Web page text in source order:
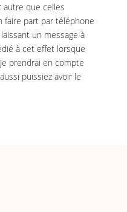
autre que celles
faire part par téléphone
un message à
à cet effet lorsque
prendrai en compte
puissiez avoir le